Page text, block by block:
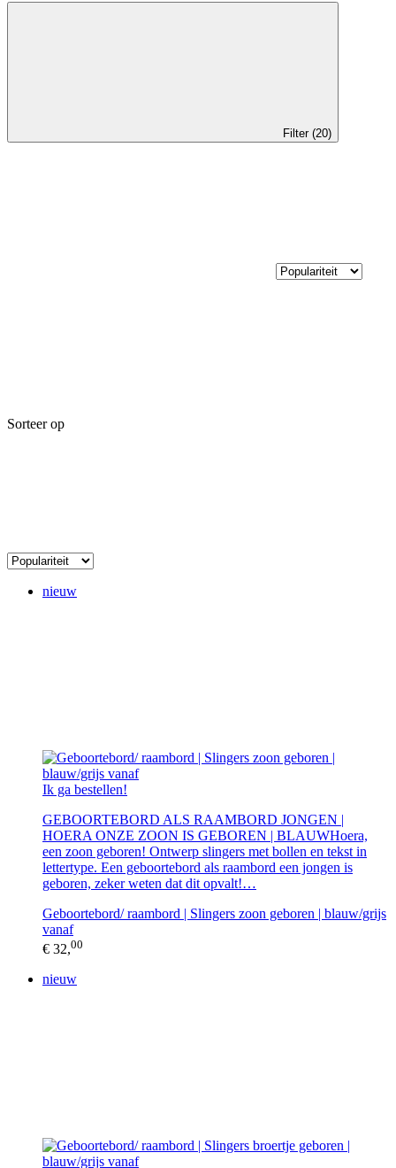
Filter (20)
Sorteer op
nieuw
Ik ga bestellen!
GEBOORTEBORD ALS RAAMBORD JONGEN |
HOERA ONZE ZOON IS GEBOREN | BLAUWHoera,
een zoon geboren! Ontwerp slingers met bollen en tekst in
lettertype. Een geboortebord als raambord een jongen is
geboren, zeker weten dat dit opvalt!…
Geboortebord/ raambord | Slingers zoon geboren | blauw/grijs
vanaf
€ 32,00
nieuw